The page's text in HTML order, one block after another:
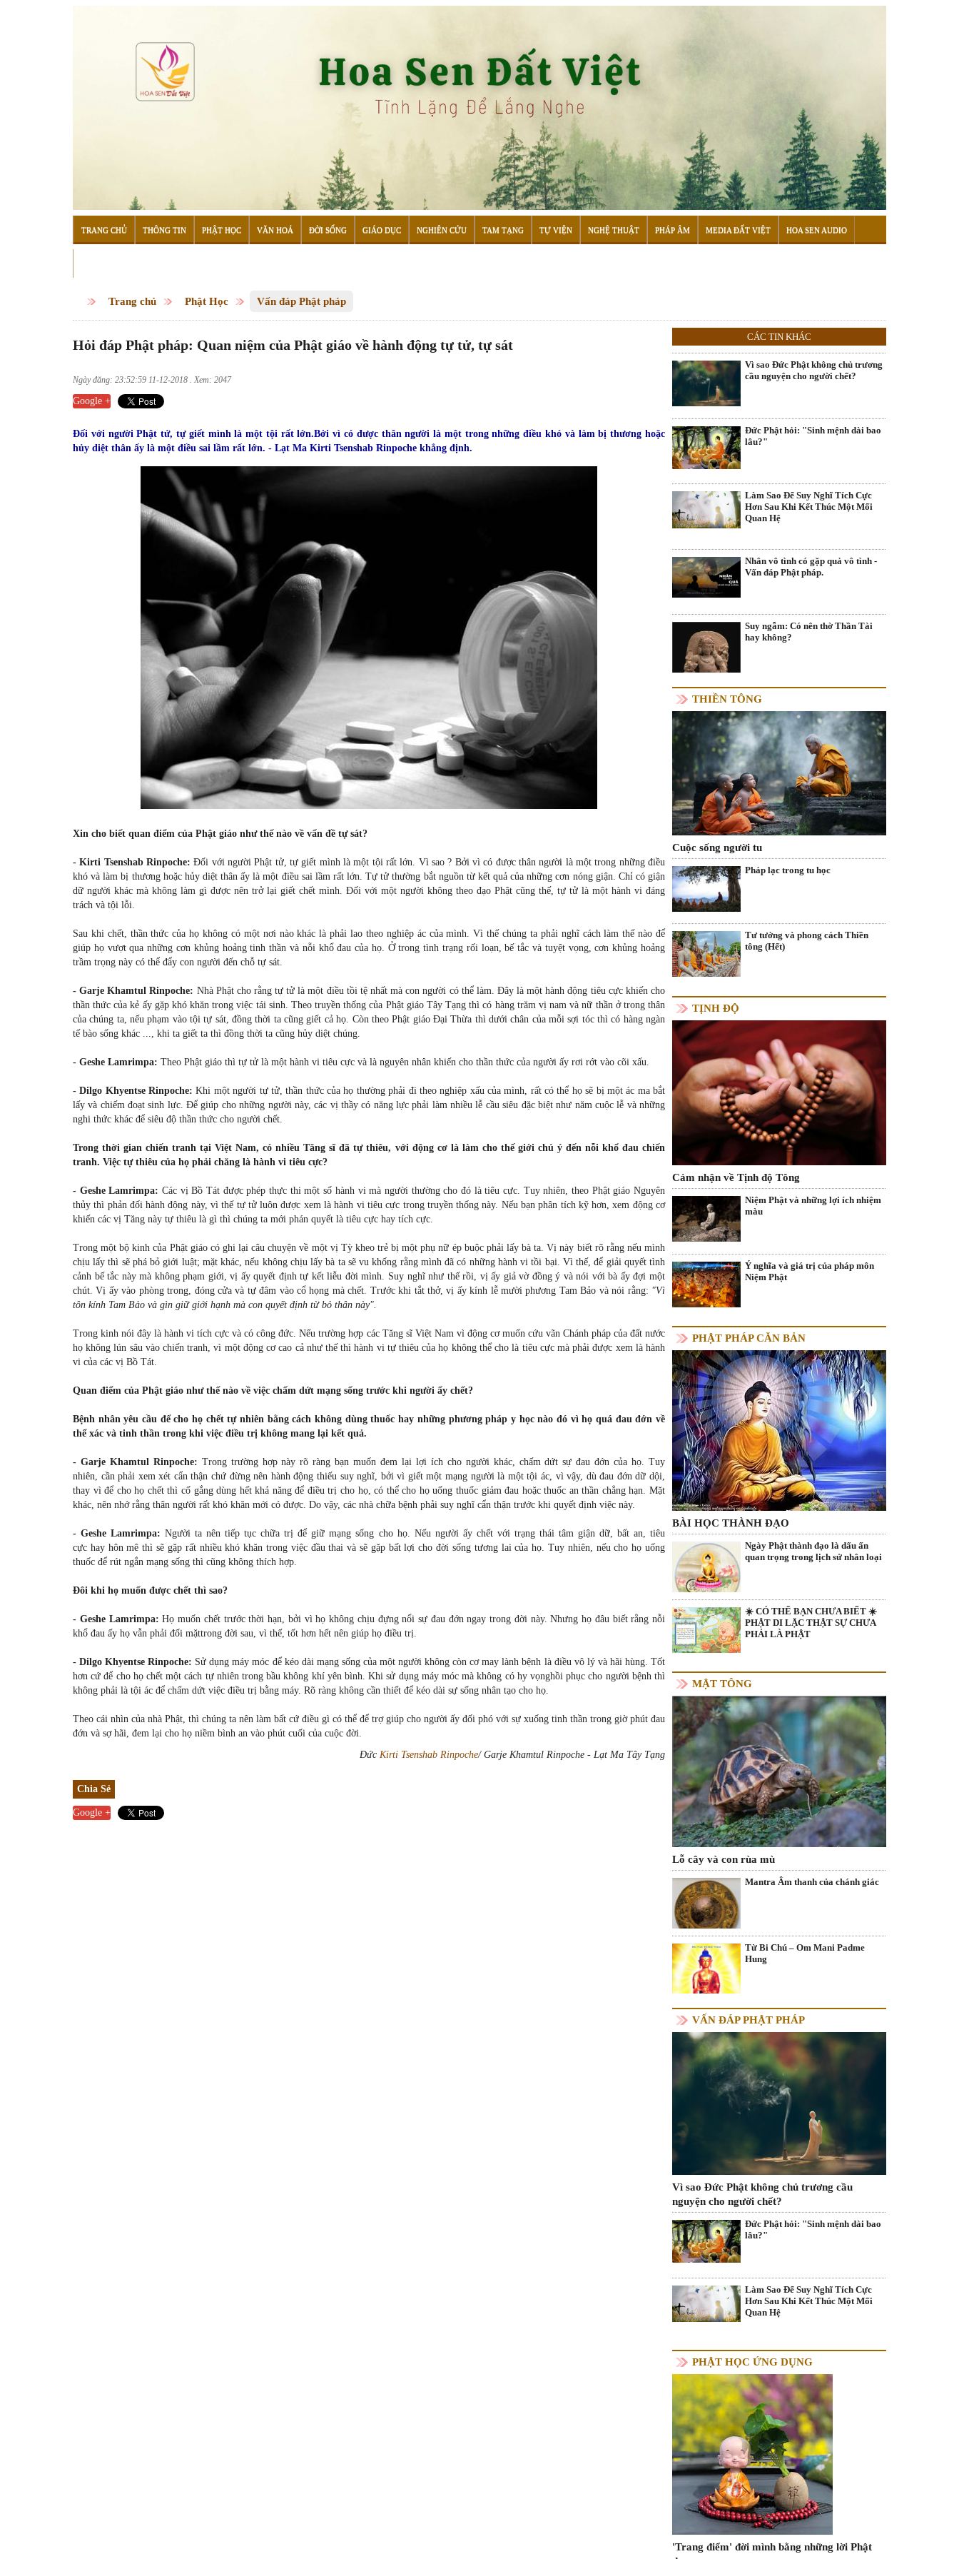
TRANG CHỦ THÔNG TIN PHẬT HỌC VĂN HOÁ ĐỜI SỐNG GIÁO DỤC NGHIÊN CỨU TAM TẠNG TỰ VIỆN NGHỆ THUẬT PHÁP ÂM MEDIA ĐẤT VIỆT HOA SEN AUDIO
Trang chủ Phật Học Vấn đáp Phật pháp
Hỏi đáp Phật pháp: Quan niệm của Phật giáo về hành động tự tử, tự sát
Ngày đăng: 23:52:59 11-12-2018 . Xem: 2047
Google +
Đối với người Phật tử, tự giết mình là một tội rất lớn.Bởi vì có được thân người là một trong những điều khó và làm bị thương hoặc
hủy diệt thân ấy là một điều sai lầm rất lớn. - Lạt Ma Kirti Tsenshab Rinpoche khẳng định.
Xin cho biết quan điểm của Phật giáo như thế nào về vấn đề tự sát?
- Kirti Tsenshab Rinpoche: Đối với người Phật tử, tự giết mình là một tội rất lớn. Vì sao ? Bởi vì có được thân người là một trong những điều
khó và làm bị thương hoặc hủy diệt thân ấy là một điều sai lầm rất lớn. Tự tử thường bắt nguồn từ kết quả của những cơn nóng giận. Chỉ có giận
dữ người khác mà không làm gì được nên trở lại giết chết mình. Đối với một người không theo đạo Phật cũng thế, tự tử là một hành vi đáng
trách và tội lỗi.
Sau khi chết, thần thức của họ không có một nơi nào khác là phải lao theo nghiệp ác của mình. Vì thế chúng ta phải nghĩ cách làm thế nào để
giúp họ vượt qua những cơn khủng hoảng tinh thần và nỗi khổ đau của họ. Ở trong tình trạng rối loạn, bế tắc và tuyệt vọng, cơn khủng hoảng
trầm trọng này có thể đẩy con người đến chỗ tự sát.
- Garje Khamtul Rinpoche: Nhà Phật cho rằng tự tử là một điều tồi tệ nhất mà con người có thể làm. Đây là một hành động tiêu cực khiến cho
thần thức của kẻ ấy gặp khó khăn trong việc tái sinh. Theo truyền thống của Phật giáo Tây Tạng thì có hàng trăm vị nam và nữ thần ở trong thân
của chúng ta, nếu phạm vào tội tự sát, đồng thời ta cũng giết cả họ. Còn theo Phật giáo Đại Thừa thì dưới chân của mỗi sợi tóc thì có hàng ngàn
tế bào sống khác ..., khi ta giết ta thì đồng thời ta cũng hủy diệt chúng.
- Geshe Lamrimpa: Theo Phật giáo thì tự tử là một hành vi tiêu cực và là nguyên nhân khiến cho thần thức của người ấy rơi rớt vào cõi xấu.
- Dilgo Khyentse Rinpoche: Khi một người tự tử, thần thức của họ thường phải đi theo nghiệp xấu của mình, rất có thể họ sẽ bị một ác ma bắt
lấy và chiếm đoạt sinh lực. Để giúp cho những người này, các vị thầy có năng lực phải làm nhiều lễ cầu siêu đặc biệt như năm cuộc lễ và những
nghi thức khác để siêu độ thần thức cho người chết.
Trong thời gian chiến tranh tại Việt Nam, có nhiều Tăng sĩ đã tự thiêu, với động cơ là làm cho thế giới chú ý đến nỗi khổ đau chiến
tranh. Việc tự thiêu của họ phải chăng là hành vi tiêu cực?
- Geshe Lamrimpa: Các vị Bồ Tát được phép thực thi một số hành vi mà người thường cho đó là tiêu cực. Tuy nhiên, theo Phật giáo Nguyên
thủy thì phản đối hành động này, vì thế tự tử luôn được xem là hành vi tiêu cực trong truyền thống này. Nếu bạn phân tích kỹ hơn, xem động cơ
khiến các vị Tăng này tự thiêu là gì thì chúng ta mới phán quyết là tiêu cực hay tích cực.
Trong một bộ kinh của Phật giáo có ghi lại câu chuyện về một vị Tỳ kheo trẻ bị một phụ nữ ép buộc phải lấy bà ta. Vị này biết rõ rằng nếu mình
chịu lấy thì sẽ phá bỏ giới luật; mặt khác, nếu không chịu lấy bà ta sẽ vu khống rằng mình đã có những hành vi tồi bại. Vì thế, để giải quyết tình
cảnh bế tắc này mà không phạm giới, vị ấy quyết định tự kết liễu đời mình. Suy nghĩ như thế rồi, vị ấy giả vờ đồng ý và nói với bà ấy đợi một
chút. Vị ấy vào phòng trong, đóng cửa và tự đâm vào cổ họng mà chết. Trước khi tắt thở, vị ấy kính lễ mười phương Tam Bảo và nói rằng: "Vì
tôn kính Tam Bảo và gìn giữ giới hạnh mà con quyết định từ bỏ thân này".
Trong kinh nói đây là hành vi tích cực và có công đức. Nếu trường hợp các Tăng sĩ Việt Nam vì động cơ muốn cứu vãn Chánh pháp của đất nước
họ không lún sâu vào chiến tranh, vì một động cơ cao cả như thế thì hành vi tự thiêu của họ không thể cho là tiêu cực mà phải được xem là hành
vi của các vị Bồ Tát.
Quan điểm của Phật giáo như thế nào về việc chấm dứt mạng sống trước khi người ấy chết?
Bệnh nhân yêu cầu để cho họ chết tự nhiên bằng cách không dùng thuốc hay những phương pháp y học nào đó vì họ quá đau đớn về
thể xác và tinh thần trong khi việc điều trị không mang lại kết quả.
- Garje Khamtul Rinpoche: Trong trường hợp này rõ ràng bạn muốn đem lại lợi ích cho người khác, chấm dứt sự đau đớn của họ. Tuy
nhiên, cần phải xem xét cẩn thận chứ đừng nên hành động thiếu suy nghĩ, bởi vì giết một mạng người là một tội ác, vì vậy, dù đau đớn dữ dội,
thay vì để cho họ chết thì cố gắng dùng hết khả năng để điều trị cho họ, có thể cho họ uống thuốc giảm đau hoặc thuốc an thần chẳng hạn. Mặt
khác, nên nhớ rằng thân người rất khó khăn mới có được. Do vậy, các nhà chữa bệnh phải suy nghĩ cẩn thận trước khi quyết định việc này.
- Geshe Lamrimpa:Người ta nên tiếp tục chữa trị để giữ mạng sống cho họ. Nếu người ấy chết với trạng thái tâm giận dữ, bất an, tiêu
cực hay hôn mê thì sẽ gặp rất nhiều khó khăn trong việc đầu thai và sẽ gặp bất lợi cho đời sống tương lai của họ. Tuy nhiên, nếu cho họ uống
thuốc để rút ngắn mạng sống thì cũng không thích hợp.
Đôi khi họ muốn được chết thì sao?
- Geshe Lamrimpa:Họ muốn chết trước thời hạn, bởi vì họ không chịu đựng nổi sự đau đớn ngay trong đời này. Nhưng họ đâu biết rằng nỗi
khổ đau ấy họ vẫn phải đối mặttrong đời sau, vì thế, tốt hơn hết nên giúp họ điều trị.
- Dilgo Khyentse Rinpoche: Sử dụng máy móc để kéo dài mạng sống của một người không còn cơ may lành bệnh là điều vô lý và hãi hùng. Tốt
hơn cứ để cho họ chết một cách tự nhiên trong bầu không khí yên bình. Khi sử dụng máy móc mà không có hy vọnghồi phục cho người bệnh thì
không phải là tội ác để chấm dứt việc điều trị bằng máy. Rõ ràng không cần thiết để kéo dài sự sống nhân tạo cho họ.
Theo cái nhìn của nhà Phật, thì chúng ta nên làm bất cứ điều gì có thể để trợ giúp cho người ấy đối phó với sự xuống tinh thần trong giờ phút đau
đớn và sợ hãi, đem lại cho họ niềm bình an vào phút cuối của cuộc đời.
Đức Kirti Tsenshab Rinpoche/ Garje Khamtul Rinpoche - Lạt Ma Tây Tạng
Chia Sẻ
Google +
CÁC TIN KHÁC
Vì sao Đức Phật không chủ trương
cầu nguyện cho người chết?
Đức Phật hỏi: "Sinh mệnh dài bao
lâu?"
Làm Sao Để Suy Nghĩ Tích Cực
Hơn Sau Khi Kết Thúc Một Mối
Quan Hệ
Nhân vô tình có gặp quả vô tình -
Vấn đáp Phật pháp.
Suy ngẫm: Có nên thờ Thần Tài
hay không?
THIỀN TÔNG
Cuộc sống người tu
Pháp lạc trong tu học
Tư tưởng và phong cách Thiền
tông (Hết)
TỊNH ĐỘ
Cảm nhận về Tịnh độ Tông
Niệm Phật và những lợi ích nhiệm
màu
Ý nghĩa và giá trị của pháp môn
Niệm Phật
PHẬT PHÁP CĂN BẢN
BÀI HỌC THÀNH ĐẠO
Ngày Phật thành đạo là dấu ấn
quan trọng trong lịch sử nhân loại
☀️ CÓ THỂ BẠN CHƯA BIẾT ☀️
PHẬT DI LẶC THẬT SỰ CHƯA
PHẢI LÀ PHẬT
MẬT TÔNG
Lỗ cây và con rùa mù
Mantra Âm thanh của chánh giác
Từ Bi Chú – Om Mani Padme
Hung
VẤN ĐÁP PHẬT PHÁP
Vì sao Đức Phật không chủ trương cầu
nguyện cho người chết?
Đức Phật hỏi: "Sinh mệnh dài bao
lâu?"
Làm Sao Để Suy Nghĩ Tích Cực
Hơn Sau Khi Kết Thúc Một Mối
Quan Hệ
PHẬT HỌC ỨNG DỤNG
'Trang điểm' đời mình bằng những lời Phật